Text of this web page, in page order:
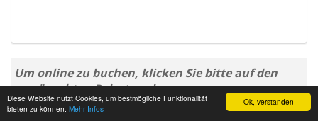
Ok, verstanden
Diese Website nutzt Cookies, um bestmögliche Funktionalität
bieten zu können. Mehr Infos
Um online zu buchen, klicken Sie bitte auf den
gewünschten Reisetermin.